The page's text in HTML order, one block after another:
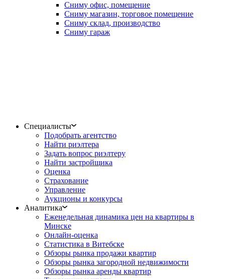
Сниму офис, помещение
Сниму магазин, торговое помещение
Сниму склад, производство
Сниму гараж
Специалисты
Подобрать агентство
Найти риэлтера
Задать вопрос риэлтеру
Найти застройщика
Оценка
Страхование
Управление
Аукционы и конкурсы
Аналитика
Еженедельная динамика цен на квартиры в
Минске
Онлайн-оценка
Статистика в Витебске
Обзоры рынка продажи квартир
Обзоры рынка загородной недвижимости
Обзоры рынка аренды квартир